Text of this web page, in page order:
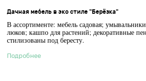
Дачная мебель в эко стиле "Берёзка"
В ассортименте: мебель садовая;
люков; кашпо для растений; декоративные
стилизованы под бересту.
Подробнее